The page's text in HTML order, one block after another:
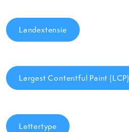
Landextensie
Largest Contentful Paint (LCP)
Lettertype